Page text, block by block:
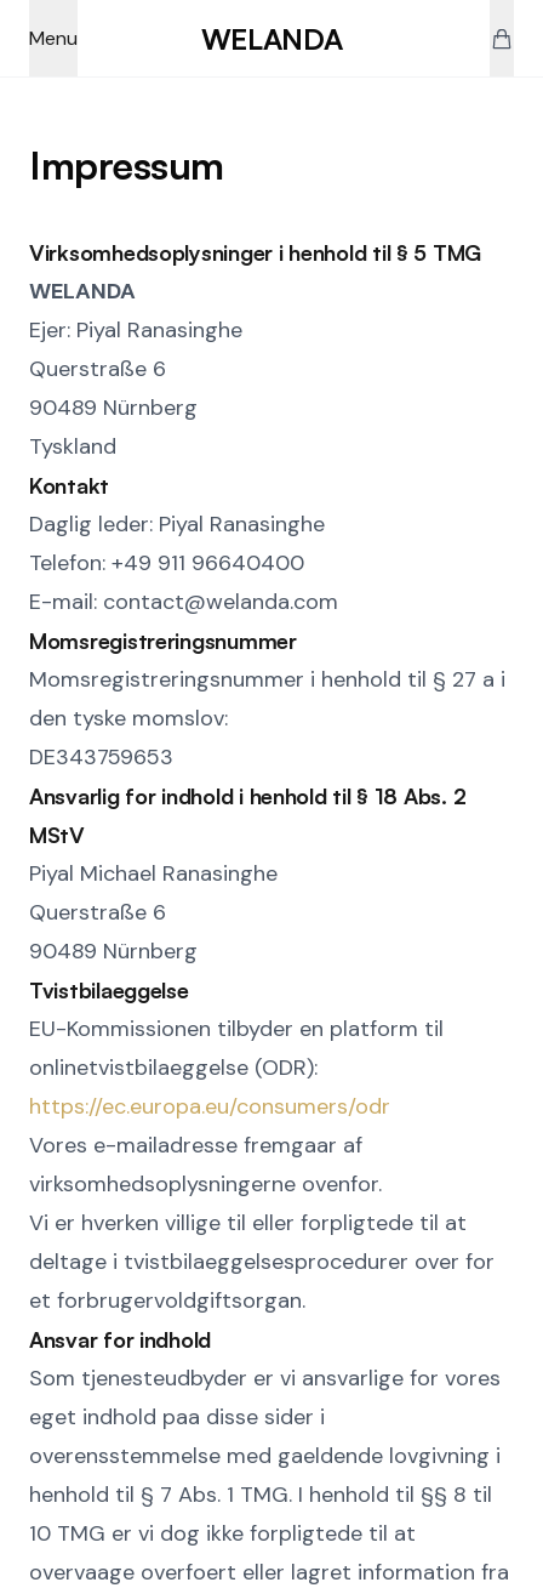
Menu
WELANDA
Impressum
Virksomhedsoplysninger i henhold til § 5 TMG
WELANDA
Ejer: Piyal Ranasinghe
Querstraße 6
90489 Nürnberg
Tyskland
Kontakt
Daglig leder: Piyal Ranasinghe
Telefon: +49 911 96640400
E-mail: contact@welanda.com
Momsregistreringsnummer
Momsregistreringsnummer i henhold til § 27 a i
den tyske momslov:
DE343759653
Ansvarlig for indhold i henhold til § 18 Abs. 2
MStV
Piyal Michael Ranasinghe
Querstraße 6
90489 Nürnberg
Tvistbilaeggelse
EU-Kommissionen tilbyder en platform til
onlinetvistbilaeggelse (ODR):
https://ec.europa.eu/consumers/odr
Vores e-mailadresse fremgaar af
virksomhedsoplysningerne ovenfor.
Vi er hverken villige til eller forpligtede til at
deltage i tvistbilaeggelsesprocedurer over for
et forbrugervoldgiftsorgan.
Ansvar for indhold
Som tjenesteudbyder er vi ansvarlige for vores
eget indhold paa disse sider i
overensstemmelse med gaeldende lovgivning i
henhold til § 7 Abs. 1 TMG. I henhold til §§ 8 til
10 TMG er vi dog ikke forpligtede til at
overvaage overfoert eller lagret information fra